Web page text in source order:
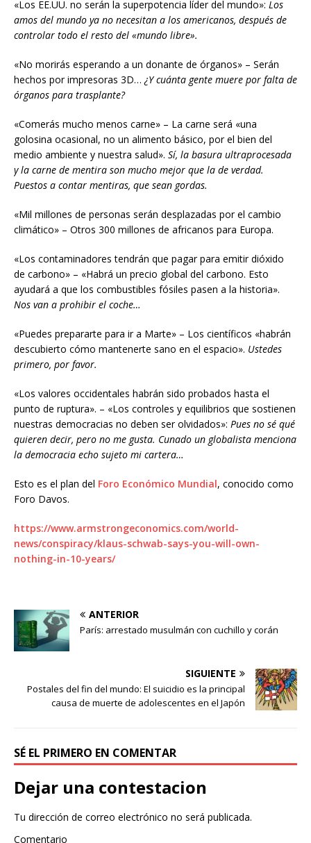
«Los EE.UU. no serán la superpotencia líder del mundo»: Los
amos del mundo ya no necesitan a los americanos, después de
controlar todo el resto del «mundo libre».
«No morirás esperando a un donante de órganos» – Serán
hechos por impresoras 3D… ¿Y cuánta gente muere por falta de
órganos para trasplante?
«Comerás mucho menos carne» – La carne será «una
golosina ocasional, no un alimento básico, por el bien del
medio ambiente y nuestra salud». Sí, la basura ultraprocesada
y la carne de mentira son mucho mejor que la de verdad.
Puestos a contar mentiras, que sean gordas.
«Mil millones de personas serán desplazadas por el cambio
climático» – Otros 300 millones de africanos para Europa.
«Los contaminadores tendrán que pagar para emitir dióxido
de carbono» – «Habrá un precio global del carbono. Esto
ayudará a que los combustibles fósiles pasen a la historia».
Nos van a prohibir el coche…
«Puedes prepararte para ir a Marte» – Los científicos «habrán
descubierto cómo mantenerte sano en el espacio». Ustedes
primero, por favor.
«Los valores occidentales habrán sido probados hasta el
punto de ruptura». – «Los controles y equilibrios que sostienen
nuestras democracias no deben ser olvidados»: Pues no sé qué
quieren decir, pero no me gusta. Cunado un globalista menciona
la democracia echo sujeto mi cartera…
Esto es el plan del Foro Económico Mundial, conocido como
Foro Davos.
https://www.armstrongeconomics.com/world-
news/conspiracy/klaus-schwab-says-you-will-own-
nothing-in-10-years/
ANTERIOR
París: arrestado musulmán con cuchillo y corán
SIGUIENTE
Postales del fin del mundo: El suicidio es la principal
causa de muerte de adolescentes en el Japón
SÉ EL PRIMERO EN COMENTAR
Dejar una contestacion
Tu dirección de correo electrónico no será publicada.
Comentario